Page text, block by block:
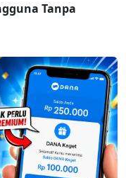
Tanpa